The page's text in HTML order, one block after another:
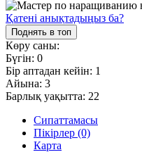
Қатені анықтадыңыз ба?
Поднять в топ
Көру саны:
Бүгін: 0
Бір аптадан кейін: 1
Айына: 3
Барлық уақытта: 22
Сипаттамасы
Пікірлер (0)
Карта